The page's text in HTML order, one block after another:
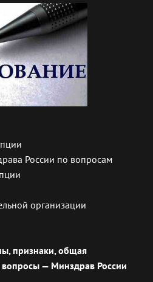
России по вопросам
организации
признаки, общая
— Минздрав России